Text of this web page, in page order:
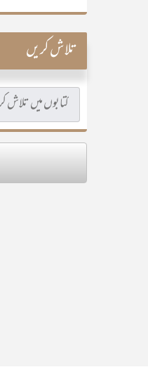
تلاش کریں